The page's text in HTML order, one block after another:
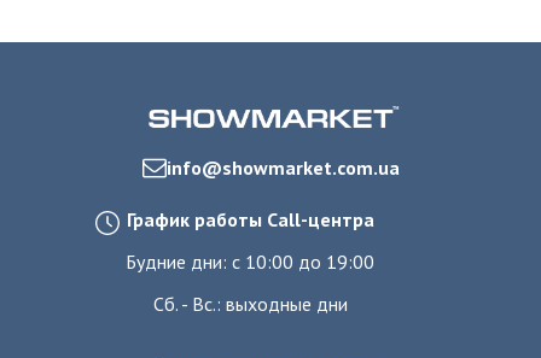
info@showmarket.com.ua
График работы Call-центра
Будние дни: с 10:00 до 19:00
Сб. - Вс.: выходные дни